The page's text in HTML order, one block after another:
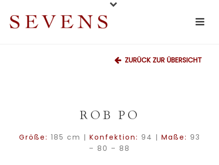
ZURÜCK ZUR ÜBERSICHT
ROB PO
Größe: 185 cm | Konfektion: 94 | Maße: 93
– 80 – 88